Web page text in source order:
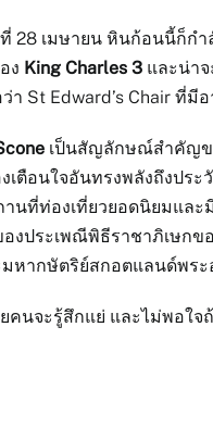
28 เมษายน หินก้อนนี้ก็กำ
ง King Charles 3และน่าจ
St Edward’s Chair ที่มี
เป็นสัญลักษณ์สำคัญข
งเตือนใจอันทรงพลังถึงปร
านที่ท่องเที่ยวยอดนิยมแล
งประเพณีพิธีราชาภิเษกข
หากษัตริย์สกอตแลนด์พระ
คนจะรู้สึกแย่ และไม่พอใ